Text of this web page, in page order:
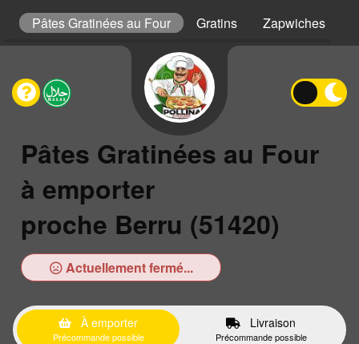
Pâtes Gratinées au Four Gratins Zapwiches
Pâtes Gratinées au Four
à emporter
proche Berru (51420)
Actuellement fermé...
À emporter
Précommande possible
Livraison
Précommande possible